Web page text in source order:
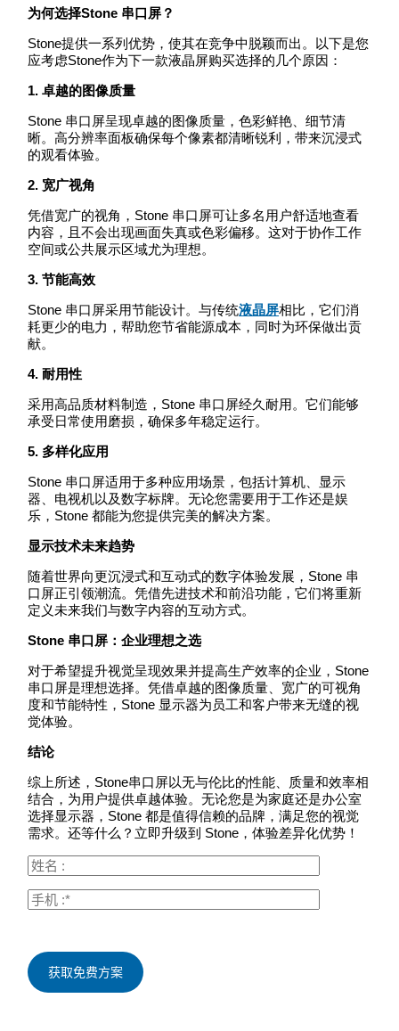
为何选择Stone 串口屏？
Stone提供一系列优势，使其在竞争中脱颖而出。以下是您
应考虑Stone作为下一款液晶屏购买选择的几个原因：
1. 卓越的图像质量
Stone 串口屏呈现卓越的图像质量，色彩鲜艳、细节清
晰。高分辨率面板确保每个像素都清晰锐利，带来沉浸式
的观看体验。
2. 宽广视角
凭借宽广的视角，Stone 串口屏可让多名用户舒适地查看
内容，且不会出现画面失真或色彩偏移。这对于协作工作
空间或公共展示区域尤为理想。
3. 节能高效
Stone 串口屏采用节能设计。与传统液晶屏相比，它们消
耗更少的电力，帮助您节省能源成本，同时为环保做出贡
献。
4. 耐用性
采用高品质材料制造，Stone 串口屏经久耐用。它们能够
承受日常使用磨损，确保多年稳定运行。
5. 多样化应用
Stone 串口屏适用于多种应用场景，包括计算机、显示
器、电视机以及数字标牌。无论您需要用于工作还是娱
乐，Stone 都能为您提供完美的解决方案。
显示技术未来趋势
随着世界向更沉浸式和互动式的数字体验发展，Stone 串
口屏正引领潮流。凭借先进技术和前沿功能，它们将重新
定义未来我们与数字内容的互动方式。
Stone 串口屏：企业理想之选
对于希望提升视觉呈现效果并提高生产效率的企业，Stone
串口屏是理想选择。凭借卓越的图像质量、宽广的可视角
度和节能特性，Stone 显示器为员工和客户带来无缝的视
觉体验。
结论
综上所述，Stone串口屏以无与伦比的性能、质量和效率相
结合，为用户提供卓越体验。无论您是为家庭还是办公室
选择显示器，Stone 都是值得信赖的品牌，满足您的视觉
需求。还等什么？立即升级到 Stone，体验差异化优势！